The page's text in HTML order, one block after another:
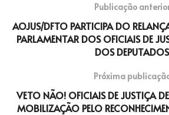
Publicação
AOJUS/DFTO PARTICIPA DO
PARLAMENTAR DOS OFICIAIS DE
DOS DEPUTADOS
Próxima
VETO NÃO! OFICIAIS DE JUSTIÇA
MOBILIZAÇÃO PELO